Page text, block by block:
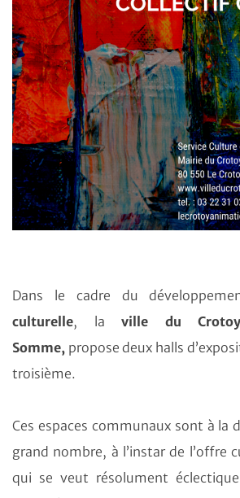
Dans le cadre du
culturelle, laville du
Somme, propose deux halls
troisième.
Ces espaces communaux sont à la
grand nombre, à l’instar de l’offre
qui se veut résolument